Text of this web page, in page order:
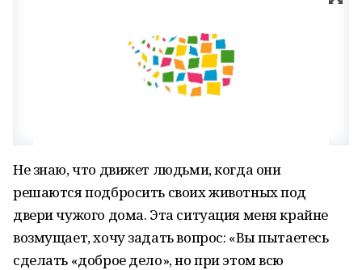
Не знаю, что движет людьми, когда они
решаются подбросить своих животных под
двери чужого дома. Эта ситуация меня крайне
возмущает, хочу задать вопрос: «Вы пытаетесь
сделать «доброе дело», но при этом всю